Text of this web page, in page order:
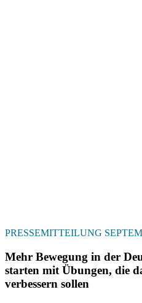
PRESSEMITTEILUNG
Mehr Bewegung in der
starten mit Übungen, die
verbessern sollen